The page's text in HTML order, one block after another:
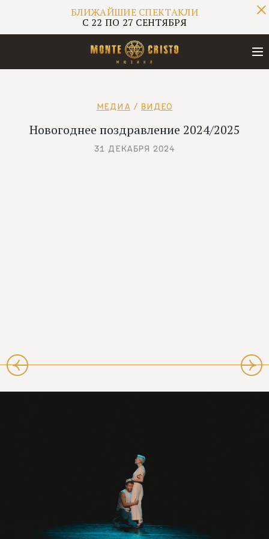
БЛИЖАЙШИЕ СПЕКТАКЛИ
С 22 ПО 27 СЕНТЯБРЯ
БЛИЖАЙШИЕ СПЕКТАКЛИ
МЕДИА / ВИДЕО
Новогоднее поздравление 2024/2025
31 ДЕКАБРЯ 2024